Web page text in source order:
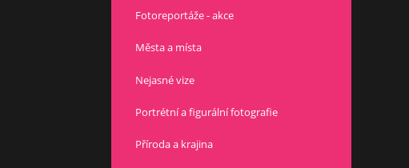
Fotoreportáže - akce
Města a místa
Nejasné vize
Portrétní a figurální fotografie
Příroda a krajina